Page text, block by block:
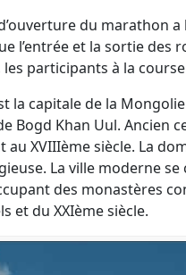
du marathon a
l’entrée et la sortie
les participants à la
la capitale de la
Bogd Khan Uul. Ancien
au XVIIIème siècle. La
La ville moderne
des monastères
et du XXIème siècle.